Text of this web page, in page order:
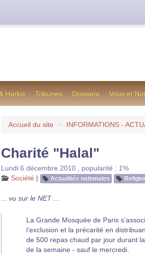
Harkis Tribunes Dossiers Vous et
Accueil du site > INFORMATIONS -
Charité "Halal"
Lundi 6 décembre 2010
popularité : 1%
Société | Actualités nationales
... vu sur le NET ...
La Grande Mosquée de Paris
l’exclusion et la précarité en
de 500 repas chaud par jour durant
de la semaine - sauf le mercredi.
formule utilisée jusqu’en octobre